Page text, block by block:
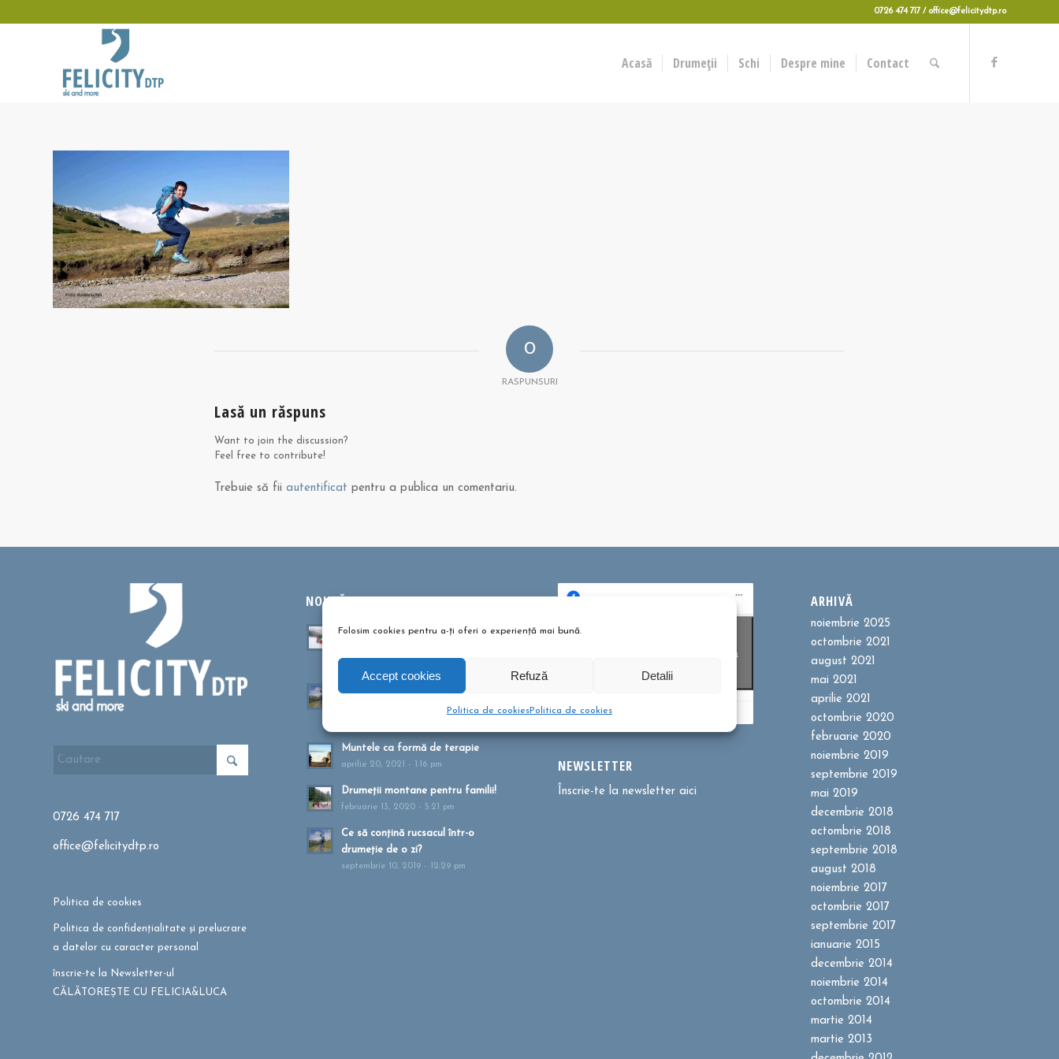
Folosim cookies pentru a-ți oferi o experiență mai bună.
Accept cookies Refuză Detalii
Politica de cookiesPolitica de cookies
0726 474 717 / office@felicitydtp.ro
Acasă Drumeții Schi Despre mine Contact
0
RASPUNSURI
Lasă un răspuns
Want to join the discussion?
Feel free to contribute!
Trebuie să fii autentificat pentru a publica un comentariu.
0726 474 717
office@felicitydtp.ro
Politica de cookies
Politica de confidențialitate și prelucrare
a datelor cu caracter personal
înscrie-te la Newsletter-ul
CĂLĂTOREȘTE CU FELICIA&LUCA
NOUTĂȚI ȘI ARTICOLE
Tabere pentru copii? Sunt bune
Muntele ca formă de terapie
aprilie 20, 2021 - 1:16 pm
Drumeții montane pentru familii!
februarie 13, 2020 - 5:21 pm
Ce să conțină rucsacul într-o
drumeție de o zi?
septembrie 10, 2019 - 12:29 pm
Dă clic pentru a accepta cookie-
urile pentru marketing și pentru a
activa acest conținut
NEWSLETTER
Înscrie-te la newsletter aici
ARHIVĂ
noiembrie 2025
octombrie 2021
august 2021
mai 2021
aprilie 2021
octombrie 2020
februarie 2020
noiembrie 2019
septembrie 2019
mai 2019
decembrie 2018
octombrie 2018
septembrie 2018
august 2018
noiembrie 2017
octombrie 2017
septembrie 2017
ianuarie 2015
decembrie 2014
noiembrie 2014
octombrie 2014
martie 2014
martie 2013